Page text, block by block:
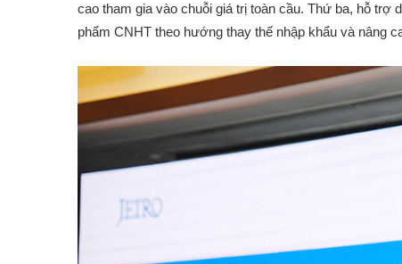
cao tham gia vào chuỗi giá trị toàn cầu. Thứ ba, hỗ trợ
phẩm CNHT theo hướng thay thế nhập khẩu và nâng